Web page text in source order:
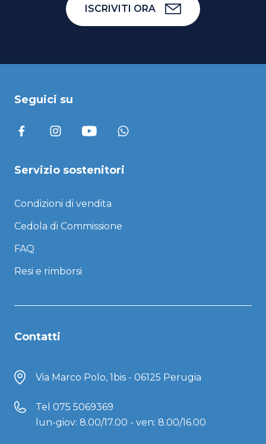
ISCRIVITI ORA
Seguici su
Servizio sostenitori
Condizioni di vendita
Cedola di Commissione
FAQ
Resi e rimborsi
Contatti
Via Marco Polo, 1bis - 06125 Perugia
Tel 075 5069369
lun-giov: 8.00/17.00 - ven: 8.00/16.00